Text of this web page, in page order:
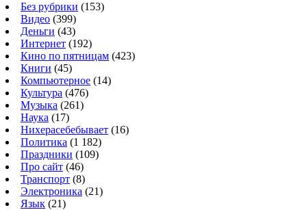
Без рубрики (153)
Видео (399)
Деньги (43)
Интернет (192)
Кино по пятницам (423)
Книги (45)
Компьютерное (14)
Культура (476)
Музыка (261)
Наука (17)
Нихерасебебывает (16)
Политика (1 182)
Праздники (109)
Про сайт (46)
Транспорт (8)
Электроника (21)
Язык (21)